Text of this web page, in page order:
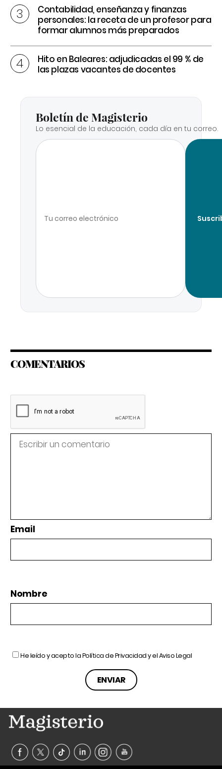
Contabilidad, enseñanza y finanzas
personales: la receta de un profesor para
formar alumnos más preparados
Hito en Baleares: adjudicadas el 99 % de
las plazas vacantes de docentes
Boletín de Magisterio
Lo esencial de la educación, cada día en tu correo.
COMENTARIOS
Email
Nombre
He leído y acepto laPolítica de Privacidady elAviso Legal